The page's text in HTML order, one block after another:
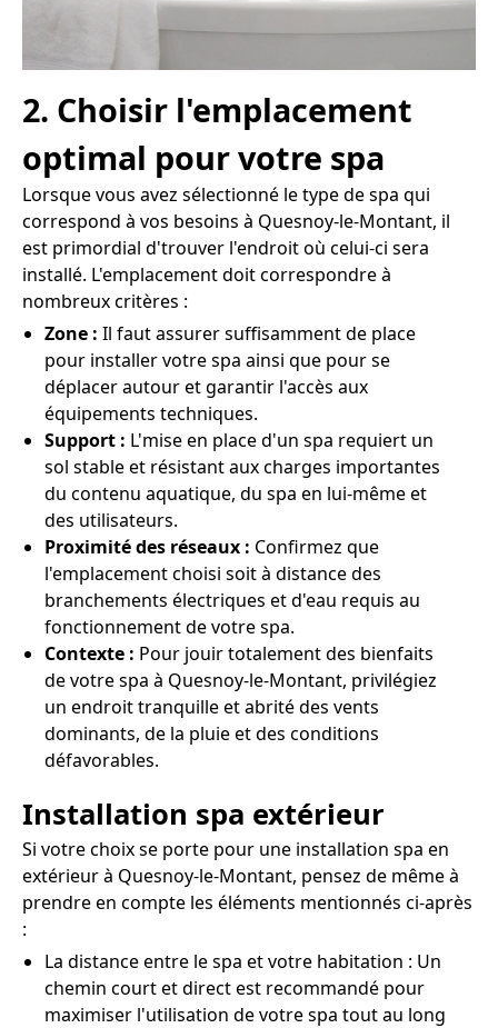
2. Choisir l'emplacement
optimal pour votre spa
Lorsque vous avez sélectionné le type de spa qui
correspond à vos besoins à Quesnoy-le-Montant, il
est primordial d'trouver l'endroit où celui-ci sera
installé. L'emplacement doit correspondre à
nombreux critères :
Zone : Il faut assurer suffisamment de place
pour installer votre spa ainsi que pour se
déplacer autour et garantir l'accès aux
équipements techniques.
Support : L'mise en place d'un spa requiert un
sol stable et résistant aux charges importantes
du contenu aquatique, du spa en lui-même et
des utilisateurs.
Proximité des réseaux : Confirmez que
l'emplacement choisi soit à distance des
branchements électriques et d'eau requis au
fonctionnement de votre spa.
Contexte : Pour jouir totalement des bienfaits
de votre spa à Quesnoy-le-Montant, privilégiez
un endroit tranquille et abrité des vents
dominants, de la pluie et des conditions
défavorables.
Installation spa extérieur
Si votre choix se porte pour une installation spa en
extérieur à Quesnoy-le-Montant, pensez de même à
prendre en compte les éléments mentionnés ci-après
:
La distance entre le spa et votre habitation : Un
chemin court et direct est recommandé pour
maximiser l'utilisation de votre spa tout au long